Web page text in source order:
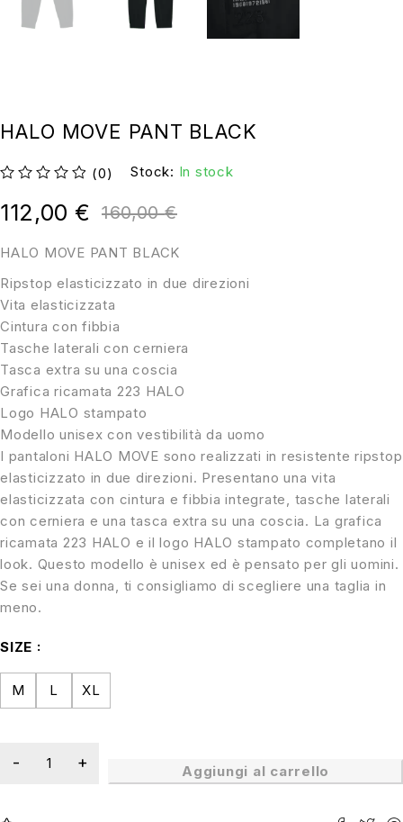
HALO MOVE PANT BLACK
(0) Stock: In stock
HALO MOVE PANT BLACK
Ripstop elasticizzato in due direzioni
Vita elasticizzata
Cintura con fibbia
Tasche laterali con cerniera
Tasca extra su una coscia
Grafica ricamata 223 HALO
Logo HALO stampato
Modello unisex con vestibilità da uomo
I pantaloni HALO MOVE sono realizzati in resistente ripstop
elasticizzato in due direzioni. Presentano una vita
elasticizzata con cintura e fibbia integrate, tasche laterali
con cerniera e una tasca extra su una coscia. La grafica
ricamata 223 HALO e il logo HALO stampato completano il
look. Questo modello è unisex ed è pensato per gli uomini.
Se sei una donna, ti consigliamo di scegliere una taglia in
meno.
160,00€
112,00 €
SIZE
M L XL
Aggiungi al carrello